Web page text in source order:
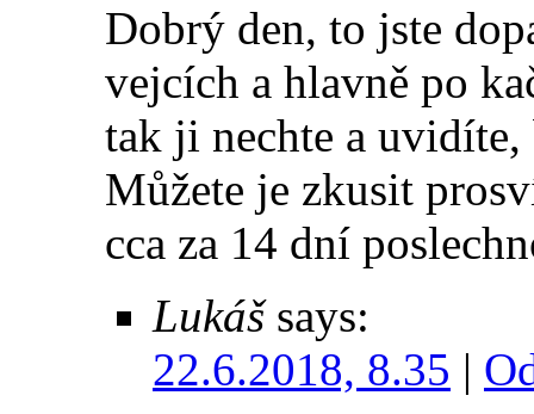
Dobrý den, to jste
vejcích a hlavně po
tak ji nechte a
Můžete je zkusit
cca za 14 dní
Lukáš says:
22.6.2018, 8.35 |